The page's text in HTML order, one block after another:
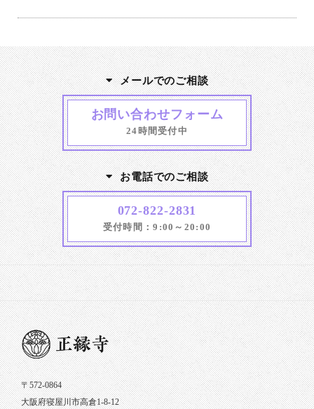
メールでのご相談
お問い合わせフォーム
24時間受付中
お電話でのご相談
072-822-2831
受付時間：9:00～20:00
〒572-0864
大阪府寝屋川市高倉1-8-12